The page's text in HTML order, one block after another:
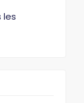
les